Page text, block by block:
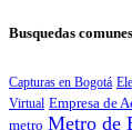
Busquedas comunes
Capturas en Bogotá
Virtual Empresa de
metro Metro de